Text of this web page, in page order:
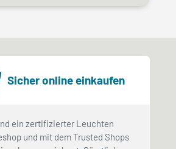
Sicher online einkaufen
ein zertifizierter Leuchten
und mit dem Trusted Shops